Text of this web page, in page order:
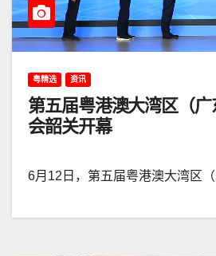
粤精选 资讯
第五届粤港澳大湾区（
会韶关开幕
6月12日，第五届粤港澳大湾区